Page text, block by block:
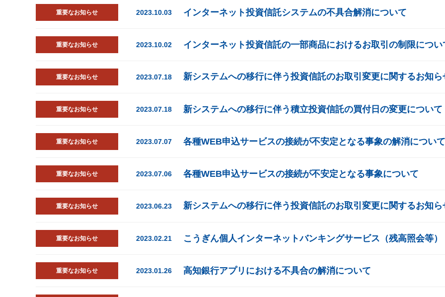
重要なお知らせ 2023.10.03 インターネット投資信託システムの不具合解消について
重要なお知らせ 2023.10.02 インターネット投資信託の一部商品におけるお取引の制限につい
重要なお知らせ 2023.07.18 新システムへの移行に伴う投資信託のお取引変更に関するお知ら
重要なお知らせ 2023.07.18 新システムへの移行に伴う積立投資信託の買付日の変更について
重要なお知らせ 2023.07.07 各種WEB申込サービスの接続が不安定となる事象の解消について
重要なお知らせ 2023.07.06 各種WEB申込サービスの接続が不安定となる事象について
重要なお知らせ 2023.06.23 新システムへの移行に伴う投資信託のお取引変更に関するお知ら
重要なお知らせ 2023.02.21 こうぎん個人インターネットバンキングサービス（残高照会等
重要なお知らせ 2023.01.26 高知銀行アプリにおける不具合の解消について